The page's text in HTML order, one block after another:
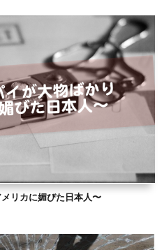
リカに媚びた日本人〜